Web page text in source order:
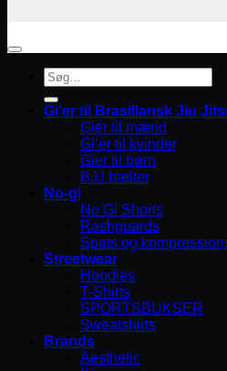
Søg
efter:
Gi’er til Brasiliansk Jiu
Gier til mænd
Gi’er til kvinder
Gier til børn
BJJ bælter
No-gi
No Gi Shorts
Rashguards
Spats og
Streetwear
Hoodies
T-Shirts
SPORTSBUKSER
Sweatshirts
Brands
Aesthetic